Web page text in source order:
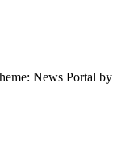
News Portal by